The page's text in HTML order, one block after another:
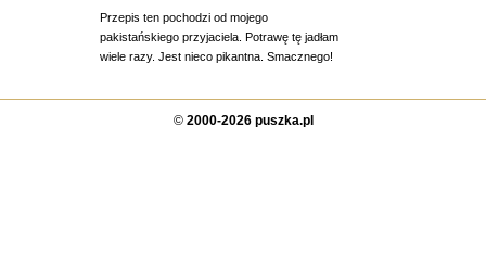
Przepis ten pochodzi od mojego
pakistańskiego przyjaciela. Potrawę tę jadłam
wiele razy. Jest nieco pikantna. Smacznego!
© 2000-2026 puszka.pl